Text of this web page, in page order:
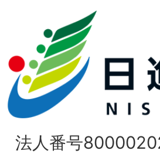
法人番号